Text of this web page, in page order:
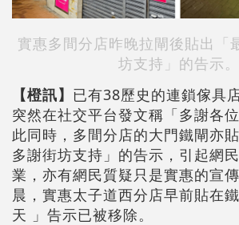
實惠多間分店昨晚拉閘後貼出「
坊支持」的告示。
【橙訊】 已有38歷史的連鎖傢具
突然在社交平台發文稱「多謝各
此同時，多間分店的大門鐵閘亦
多謝街坊支持」的告示，引起網
業，亦有網民質疑只是實惠的宣
晨，實惠太子道西分店早前貼在
天 」告示已被移除。